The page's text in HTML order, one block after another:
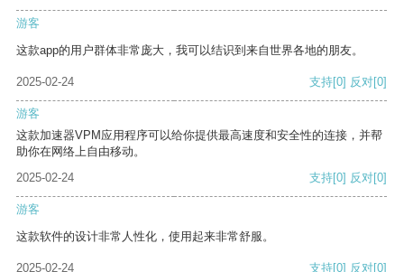
游客
这款app的用户群体非常庞大，我可以结识到来自世界各地的朋友。
2025-02-24 支持[0] 反对[0]
游客
这款加速器VPM应用程序可以给你提供最高速度和安全性的连接，并帮
助你在网络上自由移动。
2025-02-24
支持[0] 反对[0]
游客
这款软件的设计非常人性化，使用起来非常舒服。
2025-02-24 支持[0] 反对[0]